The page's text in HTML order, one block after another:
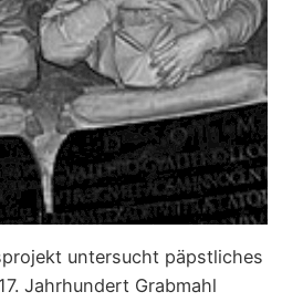
untersucht päpstliches
Jahrhundert Grabmahl